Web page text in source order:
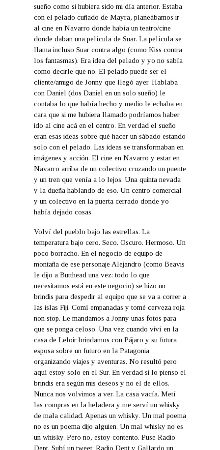
sueño como si hubiera sido mi día anterior. Estaba
con el pelado cuñado de Mayra, planeábamos ir
al cine en Navarro donde había un teatro/cine
donde daban una película de Suar. La película se
llama incluso Suar contra algo (como Kiss contra
los fantasmas). Era idea del pelado y yo no sabía
como decirle que no. El pelado puede ser el
cliente/amigo de Jonny que llegó ayer. Hablaba
con Daniel (dos Daniel en un solo sueño) le
contaba lo que había hecho y medio le echaba en
cara que si me hubiera llamado podríamos haber
ido al cine acá en el centro. En verdad el sueño
eran esas ideas sobre qué hacer un sábado estando
solo con el pelado. Las ideas se transformaban en
imágenes y acción. El cine en Navarro y estar en
Navarro arriba de un colectivo cruzando un puente
y un tren que venía a lo lejos. Una quinta nevada
y la dueña hablando de eso. Un centro comercial
y un colectivo en la puerta cerrado donde yo
había dejado cosas.
Volví del pueblo bajo las estrellas. La
temperatura bajo cero. Seco. Oscuro. Hermoso. Un
poco borracho. En el negocio de equipo de
montaña de ese personaje Alejandro (como Beavis
le dijo a Butthead una vez: todo lo que
necesitamos está en este negocio) se hizo un
brindis para despedir al equipo que se va a correr a
las islas Fiji. Comí empanadas y tomé cerveza roja
non stop. Le mandamos a Jonny unas fotos para
que se ponga celoso. Una vez cuando viví en la
casa de Leloir brindamos con Pájaro y su futura
esposa sobre un futuro en la Patagonia
organizando viajes y aventuras. No resultó pero
aquí estoy solo en el Sur. En verdad si lo pienso el
brindis era según mis deseos y no el de ellos.
Nunca nos volvimos a ver. La casa vacía. Metí
las compras en la heladera y me serví un whisky
de mala calidad. Apenas un whisky. Un mal poema
no es un poema dijo alguien. Un mal whisky no es
un whisky. Pero no, estoy contento. Puse Radio
Dept. Subí un tweet: Radio Dept y Gallardo un